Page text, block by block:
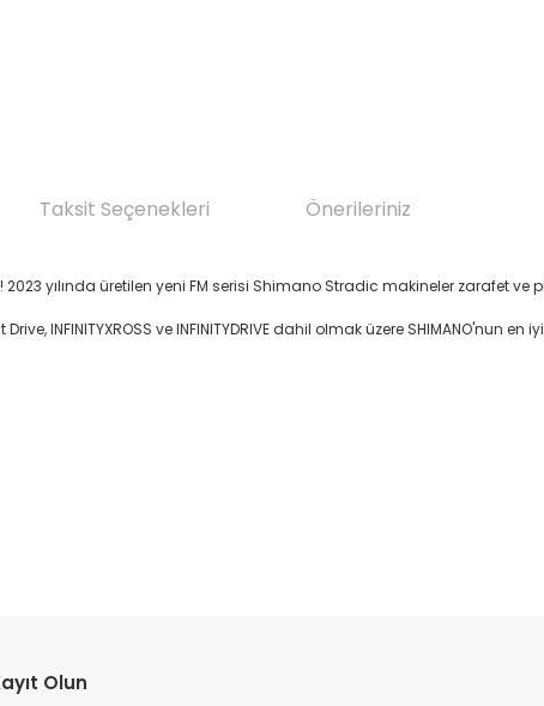
Taksit Seçenekleri Önerileriniz
yılında üretilen yeni FM serisi Shimano Stradic makineler zarafet
INFINITYXROSS ve INFINITYDRIVE dahil olmak üzere SHIMANO'nun
Olun